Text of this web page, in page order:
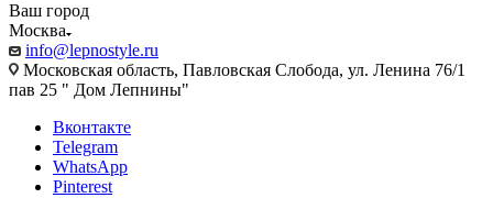
Ваш город
Москва
info@lepnostyle.ru
Московская область, Павловская Слобода, ул. Ленина 76/1
пав 25 " Дом Лепнины"
Вконтакте
Telegram
WhatsApp
Pinterest